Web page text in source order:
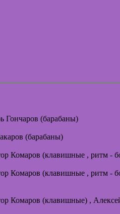
Гончаров (барабаны)
(барабаны)
Комаров (клавишные , ритм -
Комаров (клавишные , ритм -
Комаров (клавишные) ,